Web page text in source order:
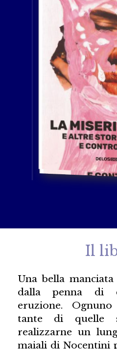
Il
Una bella
dalla penna di
eruzione.
tante di quelle
realizzarne un
maiali di Nocentini